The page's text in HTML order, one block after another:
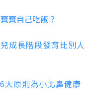
寶自己吃飯？
成長階段發育比別人
大原則為小北鼻健康